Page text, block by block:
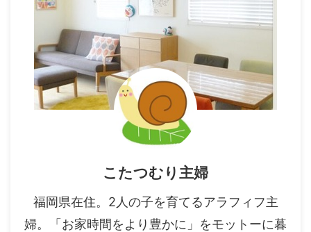
こたつむり主婦
福岡県在住。2人の子を育てるアラフィフ主
婦。「お家時間をより豊かに」をモットーに暮